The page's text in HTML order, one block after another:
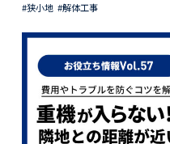
採用エントリー
#狭小地 #解体工事